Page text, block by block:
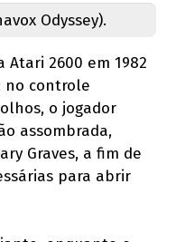
Odyssey).
2600 em 1982
no controle
o jogador
assombrada,
Graves, a fim de
para abrir